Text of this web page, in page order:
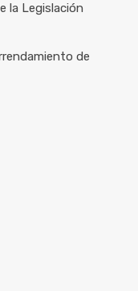
la Legislación
de